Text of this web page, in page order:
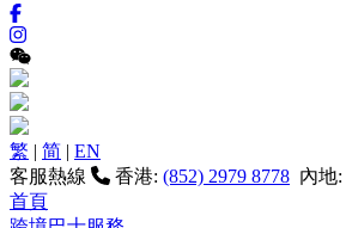
繁 | 简 | EN
客服熱線
香港: (852) 2979 8778 內地:
首頁